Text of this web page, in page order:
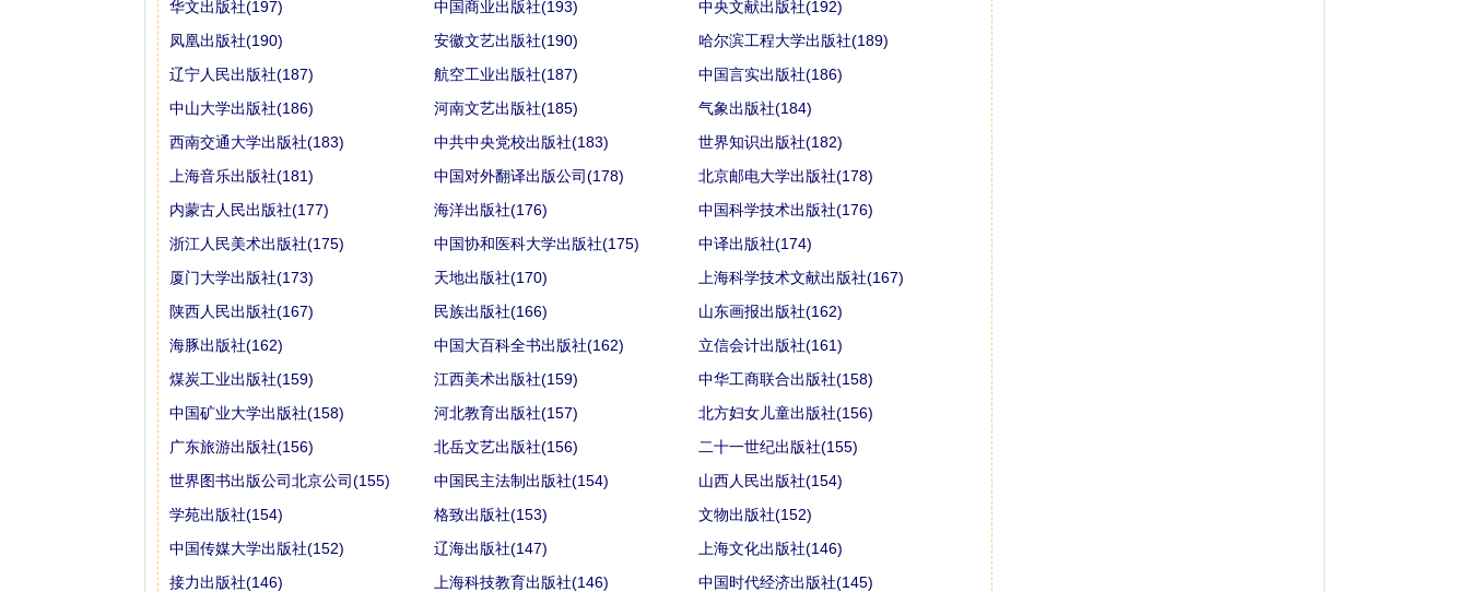
华文出版社(197)
中国商业出版社(193)
中央文献出版社(192)
凤凰出版社(190)
安徽文艺出版社(190)
哈尔滨工程大学出版社(189)
辽宁人民出版社(187)
航空工业出版社(187)
中国言实出版社(186)
中山大学出版社(186)
河南文艺出版社(185)
气象出版社(184)
西南交通大学出版社(183)
中共中央党校出版社(183)
世界知识出版社(182)
上海音乐出版社(181)
中国对外翻译出版公司(178)
北京邮电大学出版社(178)
内蒙古人民出版社(177)
海洋出版社(176)
中国科学技术出版社(176)
浙江人民美术出版社(175)
中国协和医科大学出版社(175)
中译出版社(174)
厦门大学出版社(173)
天地出版社(170)
上海科学技术文献出版社(167)
陕西人民出版社(167)
民族出版社(166)
山东画报出版社(162)
海豚出版社(162)
中国大百科全书出版社(162)
立信会计出版社(161)
煤炭工业出版社(159)
江西美术出版社(159)
中华工商联合出版社(158)
中国矿业大学出版社(158)
河北教育出版社(157)
北方妇女儿童出版社(156)
广东旅游出版社(156)
北岳文艺出版社(156)
二十一世纪出版社(155)
世界图书出版公司北京公司(155)
中国民主法制出版社(154)
山西人民出版社(154)
学苑出版社(154)
格致出版社(153)
文物出版社(152)
中国传媒大学出版社(152)
辽海出版社(147)
上海文化出版社(146)
接力出版社(146)
上海科技教育出版社(146)
中国时代经济出版社(145)